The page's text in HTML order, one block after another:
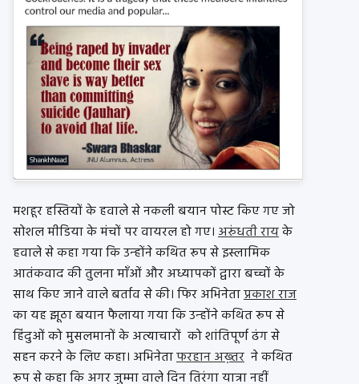
मशहूर हस्तियों के हवाले से नकली बयान पोस्ट किए गए जो
सोशल मीडिया के मंचों पर वायरल हो गए।अरुंधती रायके
हवाले से कहा गया कि उन्‍होंने कथित रूप से इस्लामिक
आतंकवाद की तुलना माँओं और अध्यापकों द्वारा बच्चों के
साथ किए जाने वाले बर्ताव से की। फिर अभिनेताप्रकाश राज
का यह झूठा बयान फैलाया गया कि उन्‍होंने कथित रूप से
हिंदुओं को मुसलमानों के अत्याचारों को शांतिपूर्ण ढंग से
सहन करने के लिए कहा। अभिनेताफरहान अख्‍़तर ने कथित
रूप से कहा कि अगर जुम्मा वाले दिन तिरंगा यात्रा नहीं